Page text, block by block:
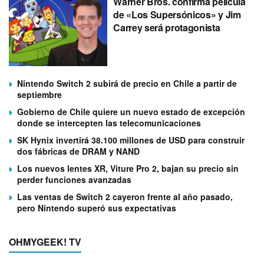
de «Los Supersónicos» y Jim
Carrey será protagonista
Nintendo Switch 2 subirá de precio en Chile a partir de
septiembre
Gobierno de Chile quiere un nuevo estado de excepción
donde se intercepten las telecomunicaciones
SK Hynix invertirá 38.100 millones de USD para construir
dos fábricas de DRAM y NAND
Los nuevos lentes XR, Viture Pro 2, bajan su precio sin
perder funciones avanzadas
Las ventas de Switch 2 cayeron frente al año pasado,
pero Nintendo superó sus expectativas
OHMYGEEK! TV